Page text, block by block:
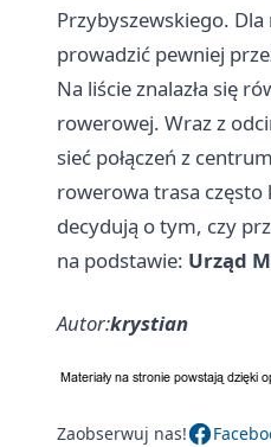
Przybyszewskiego.
prowadzić pewniej
Na liście znalazła się
rowerowej. Wraz z
sieć połączeń z
rowerowa trasa często
decydują o tym, czy
na podstawie: Urząd
Autor:krystian
Zaobserwuj nas!